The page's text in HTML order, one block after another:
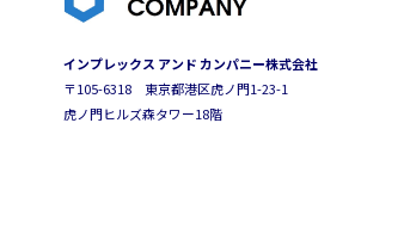
インプレックス アンド カンパニー株式会社
〒105-6318 東京都港区虎ノ門1-23-1
虎ノ門ヒルズ森タワー18階